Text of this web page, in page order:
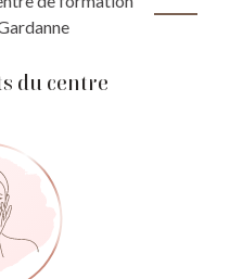
du centre